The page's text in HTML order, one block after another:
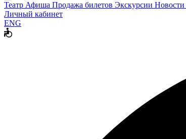
Театр Афиша Продажа билетов Экскурсии Новости
Личный кабинет
ENG